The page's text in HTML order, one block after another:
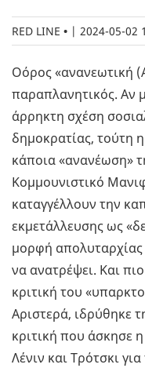
RED LINE | 2024-05-02
Οόρος «ανανεωτική
παραπλανητικός. Αν
άρρηκτη σχέση
δημοκρατίας, τούτη
κάποια «ανανέωση»
Κομμουνιστικό
καταγγέλλουν την
εκμετάλλευσης ως
μορφή απολυταρχίας
να ανατρέψει. Και
κριτική του
Αριστερά, ιδρύθηκε
κριτική που άσκησε
Λένιν και Τρότσκι